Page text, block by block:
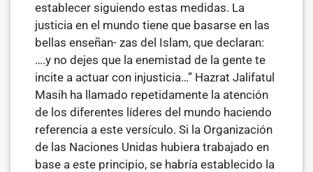
establecer siguiendo estas medidas. La
justicia en el mundo tiene que basarse en las
bellas enseñan- zas del Islam, que declaran:
….y no dejes que la enemistad de la gente te
incite a actuar con injusticia…” Hazrat Jalifatul
Masih ha llamado repetidamente la atención
de los diferentes líderes del mundo haciendo
refe­rencia a este versículo. Si la Organización
de las Naciones Unidas hubiera trabajado en
base a este principio, se habría establecido la